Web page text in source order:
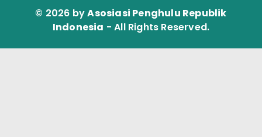
© 2026 byAsosiasi Penghulu Republik
Indonesia - All Rights Reserved.